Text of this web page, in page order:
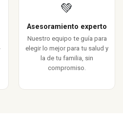
💚
Asesoramiento experto
Nuestro equipo te guía para
elegir lo mejor para tu salud y
la de tu familia, sin
compromiso.